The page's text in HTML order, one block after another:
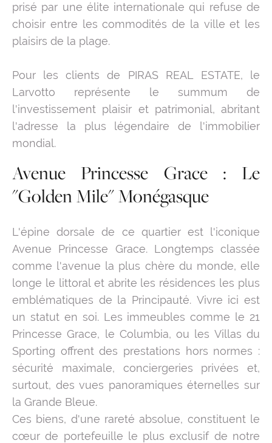
prisé par une élite internationale qui refuse de
choisir entre les commodités de la ville et les
plaisirs de la plage.
Pour les clients de PIRAS REAL ESTATE, le
Larvotto représente le summum de
l'investissement plaisir et patrimonial, abritant
l'adresse la plus légendaire de l'immobilier
mondial.
Avenue Princesse Grace : Le
"Golden Mile" Monégasque
L'épine dorsale de ce quartier est l'iconique
Avenue Princesse Grace. Longtemps classée
comme l'avenue la plus chère du monde, elle
longe le littoral et abrite les résidences les plus
emblématiques de la Principauté. Vivre ici est
un statut en soi. Les immeubles comme le 21
Princesse Grace, le Columbia, ou les Villas du
Sporting offrent des prestations hors normes :
sécurité maximale, conciergeries privées et,
surtout, des vues panoramiques éternelles sur
la Grande Bleue.
Ces biens, d'une rareté absolue, constituent le
cœur de portefeuille le plus exclusif de notre